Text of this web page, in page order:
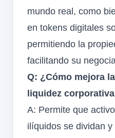
mundo real, como
en tokens digitales
permitiendo la
facilitando su
Q: ¿Cómo mejora
liquidez
A: Permite que
ilíquidos se dividan y